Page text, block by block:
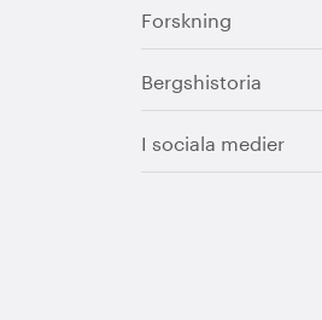
Forskning
Bergshistoria
I sociala medier